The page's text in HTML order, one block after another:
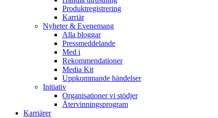
Produktregistrering
Karriär
Nyheter & Evenemang
Alla bloggar
Pressmeddelande
Med i
Rekommendationer
Media Kit
Uppkommande händelser
Initiativ
Organisationer vi stödjer
Återvinningsprogram
Karriärer